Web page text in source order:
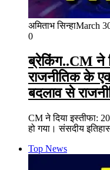
अमिताभ सिन्हाMarch
0
ब्रेकिंग..CM ने
राजनीतिक के
बदलाव से
CM ने दिया इस्तीफा:
हो गया। संसदीय
Top News